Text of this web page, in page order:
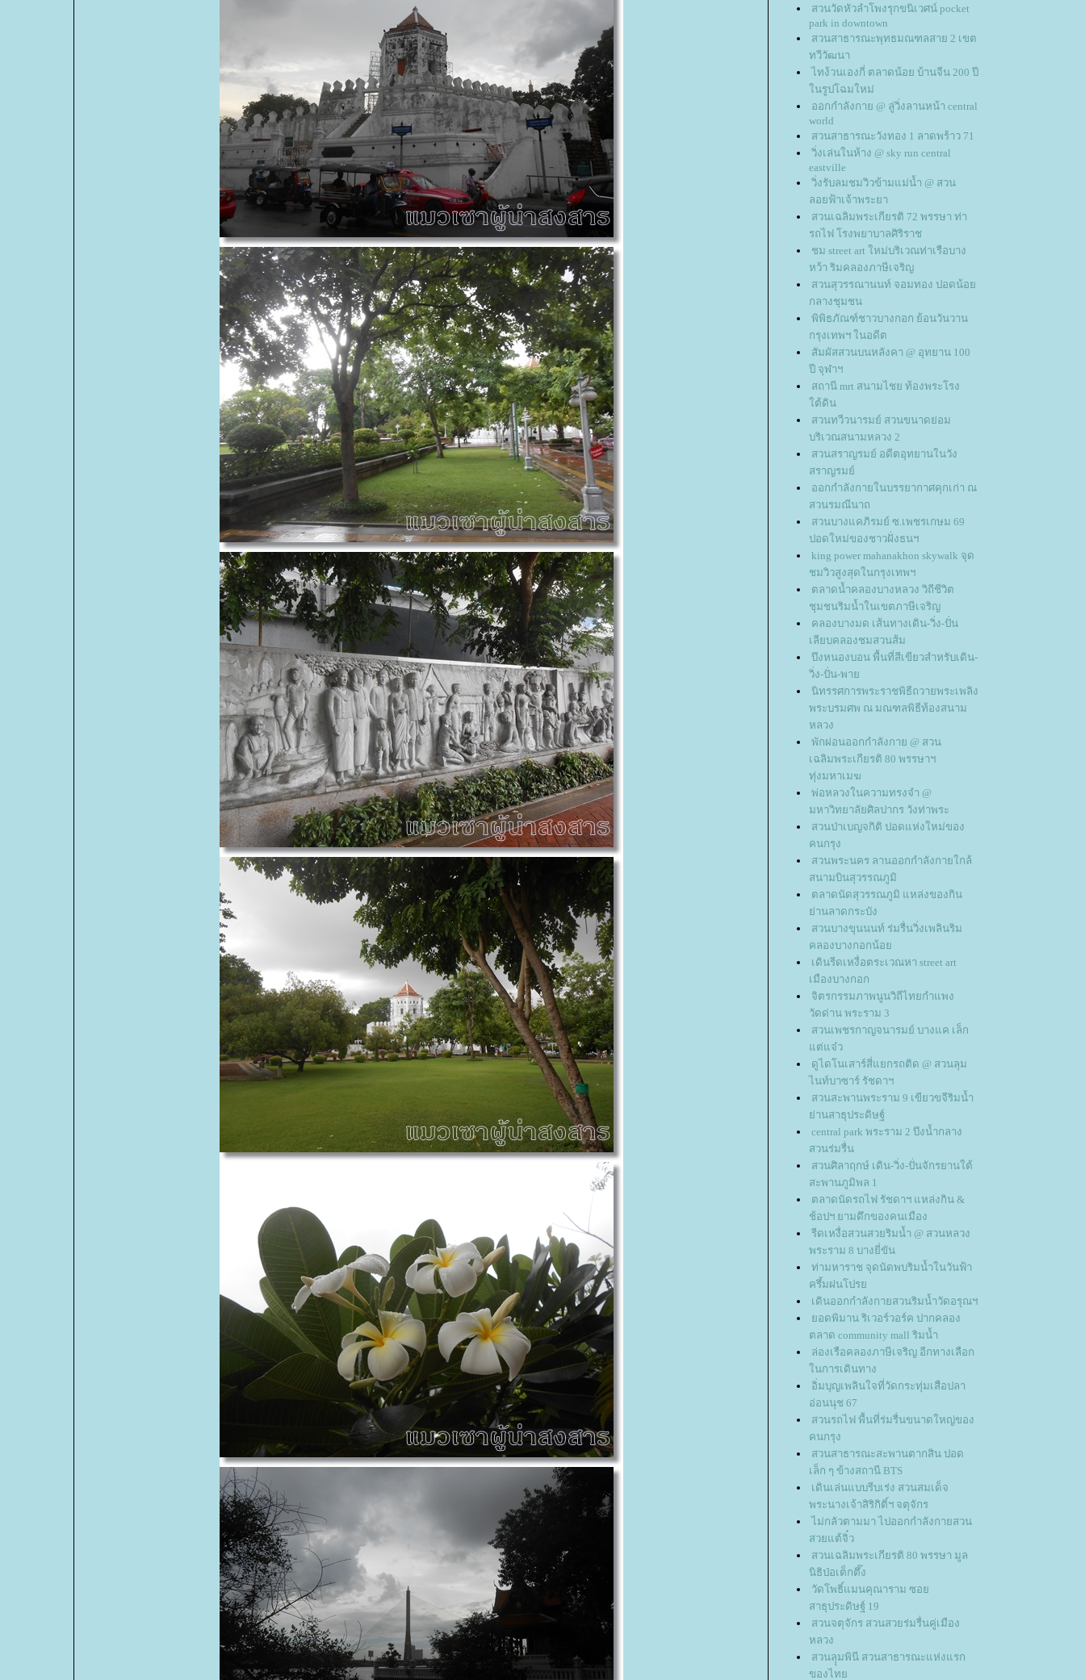
สวนวัดหัวลำโพงรุกขนิเวศน์ pocket
park in downtown
สวนสาธารณะพุทธมณฑลสาย 2 เขต
ทวีวัฒนา
ไทง้วนเองกี่ ตลาดน้อย บ้านจีน 200 ปี
นรูปโฉมใหม่
ออกกำลังกาย @ ลู่วิ่งลานหน้า central
world
สวนสาธารณะวังทอง 1 ลาดพร้าว 71
วิ่งเล่นในห้าง @ sky run central
eastville
วิ่งรับลมชมวิวข้ามแม่น้ำ @ สวน
ลอยฟ้าเจ้าพระยา
สวนเฉลิมพระเกียรติ 72 พรรษา ท่า
รถไฟ โรงพยาบาลศิริราช
ชม street art ใหม่บริเวณท่าเรือบาง
หว้า ริมคลองภาษีเจริญ
สวนสุวรรณานนท์ จอมทอง ปอดน้อ
กลางชุมชน
พิพิธภัณฑ์ชาวบางกอก ย้อนวันวาน
กรุงเทพฯ ในอดีต
สัมผัสสวนบนหลังคา @ อุทยาน 100
ปี จุฬาฯ
สถานี mrt สนามไชย ท้องพระโรง
ต้ดิน
สวนทวีวนารมย์ สวนขนาดย่อม
บริเวณสนามหลวง 2
สวนสราญรมย์ อดีตอุทยานในวัง
สราญรมย์
ออกกำลังกายในบรรยากาศคุกเก่า ณ
สวนรมณีนาถ
สวนบางแคภิรมย์ ซ.เพชรเกษม 69
ปอดใหม่ของชาวฝั่งธนฯ
king power mahanakhon skywalk จุด
ชมวิวสูงสุดในกรุงเทพฯ
ตลาดน้ำคลองบางหลวง วิถีชีวิต
ชุมชนริมน้ำในเขตภาษีเจริญ
คลองบางมด เส้นทางเดิน-วิ่ง-ปั่น
เลียบคลองชมสวนส้ม
บึงหนองบอน พื้นที่สีเขียวสำหรับเดิน-
วิ่ง-ปั่น-พา
นิทรรศการพระราชพิธีถวายพระเพลิง
พระบรมศพ ณ มณฑลพิธีท้องสนาม
หลวง
พักผ่อนออกกำลังกาย @ สวน
เฉลิมพระเกียรติ 80 พรรษาฯ
ทุ่งมหาเมฆ
พ่อหลวงในความทรงจำ @
มหาวิทยาลัยศิลปากร วังท่าพระ
สวนป่าเบญจกิติ ปอดแห่งใหม่ของ
คนกรุง
สวนพระนคร ลานออกกำลังกายใกล้
สนามบินสุวรรณภูมิ
ตลาดนัดสุวรรณภูมิ แหล่งของกิน
่านลาดกระบัง
สวนบางขุนนนท์ ร่มรื่นวิ่งเพลินริม
คลองบางกอกน้อ
เดินรีดเหงื่อตระเวณหา street art
เมืองบางกอก
จิตรกรรมภาพนูนวิถีไทยกำแพง
วัดด่าน พระราม 3
สวนเพชรกาญจนารมย์ บางแค เล็ก
ต่แจ๋ว
ดูไดโนเสาร์สี่แยกรถติด @ สวนลุม
ไนท์บาซาร์ รัชดาฯ
สวนสะพานพระราม 9 เขียวขจีริมน้ำ
่านสาธุประดิษฐ์
central park พระราม 2 บึงน้ำกลาง
สวนร่มรื่น
สวนศิลาฤกษ์ เดิน-วิ่ง-ปั่นจักรยานใต้
สะพานภูมิพล 1
ตลาดนัดรถไฟ รัชดาฯ แหล่งกิน &
ช้อปฯ ยามดึกของคนเมือง
รีดเหงื่อสวนสวยริมน้ำ @ สวนหลวง
พระราม 8 บางยี่ขัน
ท่ามหาราช จุดนัดพบริมน้ำในวันฟ้า
ครึ้มฝนโปร
เดินออกกำลังกายสวนริมน้ำวัดอรุณฯ
อดพิมาน ริเวอร์วอร์ค ปากคลอง
ตลาด community mall ริมน้ำ
ล่องเรือคลองภาษีเจริญ อีกทางเลือก
นการเดินทาง
อิ่มบุญเพลินใจที่วัดกระทุ่มเสือปลา
อ่อนนุช 67
สวนรถไฟ พื้นที่ร่มรื่นขนาดใหญ่ของ
คนกรุง
สวนสาธารณะสะพานตากสิน ปอด
เล็ก ๆ ข้างสถานี BTS
เดินเล่นแบบรีบเร่ง สวนสมเด็จ
พระนางเจ้าสิริกิติ์ฯ จตุจักร
ไม่กลัวตามมา ไปออกกำลังกายสวน
สวยแต้จิ๋ว
สวนเฉลิมพระเกียรติ 80 พรรษา มูล
นิธิป่อเต็กตึ๊ง
วัดโพธิ์แมนคุณาราม ซอ
สาธุประดิษฐ์ 19
สวนจตุจักร สวนสวยร่มรื่นคู่เมือง
หลวง
สวนลุุมพินี สวนสาธารณะแห่งแรก
ของไท